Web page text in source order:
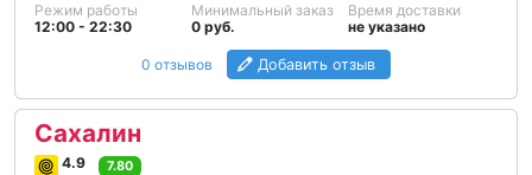
Режим работы
12:00 - 22:30
Минимальный заказ
0 руб.
Время доставки
не указано
0 отзывов Добавить отзыв
Сахалин
4.9 7.80